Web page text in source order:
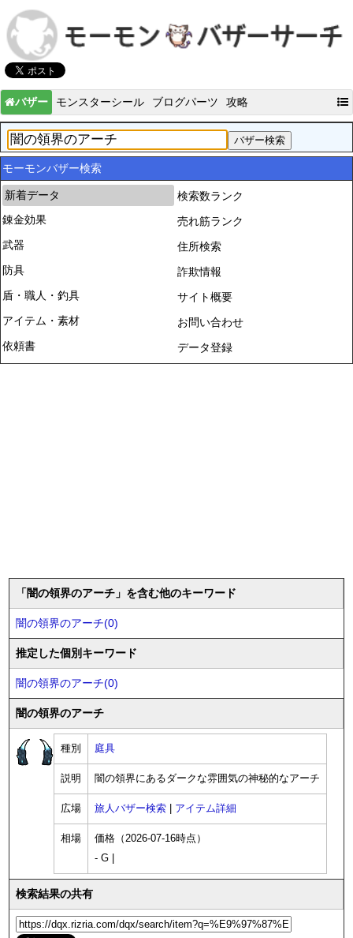
バザー モンスターシール ブログパーツ 攻略
モーモンバザー検索
新着データ
錬金効果
武器
防具
盾・職人・釣具
アイテム・素材
依頼書
検索数ランク
売れ筋ランク
住所検索
詐欺情報
サイト概要
お問い合わせ
データ登録
「闇の領界のアーチ」を含む他のキーワード
闇の領界のアーチ(0)
推定した個別キーワード
闇の領界のアーチ(0)
闇の領界のアーチ
種別 庭具
説明 闇の領界にあるダークな雰囲気の神秘的なアーチ
広場 旅人バザー検索 アイテム詳細
相場
価格（2026-07-16時点）
- G |
検索結果の共有